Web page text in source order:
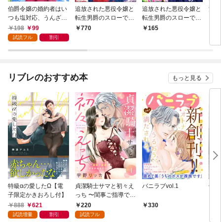
伯爵令嬢の婚約者はい
つも塩対応、うんざり
したので塩対応返し始
めます1
198 99
試読フル 割引
追放された悪役令嬢と
転生男爵のスローで不
思議な結婚生活 コミッ
770
追放された悪役令嬢と
転生男爵のスローで不
思議な結婚生活 コミッ
165
淫
リブレのおすすめ本 もっと見る
特級αの愛したΩ【電
子限定かきおろし付】
888
621
試読増量 割引
貞潔騎士サマと初々え
っち 〜閨事ご指導でき
かねます！〜（1）
220
試読フル
バニラブvol.1
330
偽